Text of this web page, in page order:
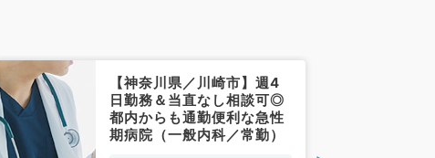
【神奈川県／川崎市】週4
日勤務＆当直なし相談可◎
都内からも通勤便利な急性
期病院（一般内科／常勤）